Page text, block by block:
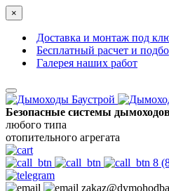
×
Доставка и монтаж под
Бесплатный расчет и
Галерея наших работ
Безопасные системы
любого типа
отопительного агрегата
8